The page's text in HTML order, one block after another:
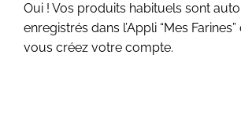
Oui ! Vos produits habituels sont
enregistrés dans l’Appli “Mes
vous créez votre compte.